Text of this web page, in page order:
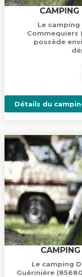
CAMPING
Le camping
Commequiers
possède
Détails du
Le camping
Guérinière